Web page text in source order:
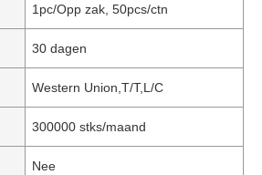
1pc/Opp zak, 50pcs/ctn
30 dagen
Western Union,T/T,L/C
300000 stks/maand
Nee